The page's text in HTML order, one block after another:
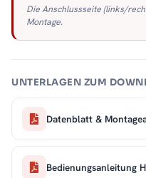
Die Anschlussseite (links/
Montage.
UNTERLAGEN ZUM
Datenblatt &
Bedienungsanleitung